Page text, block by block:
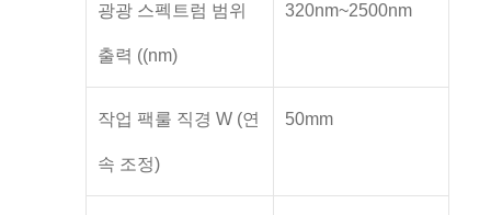
광광 스펙트럼 범위
출력 ((nm)
320nm~2500nm
작업 팩룰 직경 W (연
속 조정)
50mm